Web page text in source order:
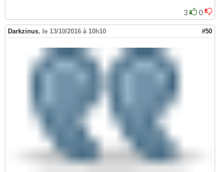
3 0
Darkzinus, le 13/10/2016 à 10h10 #50